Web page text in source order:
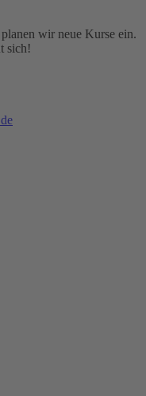
wir neue Kurse ein.
sich!